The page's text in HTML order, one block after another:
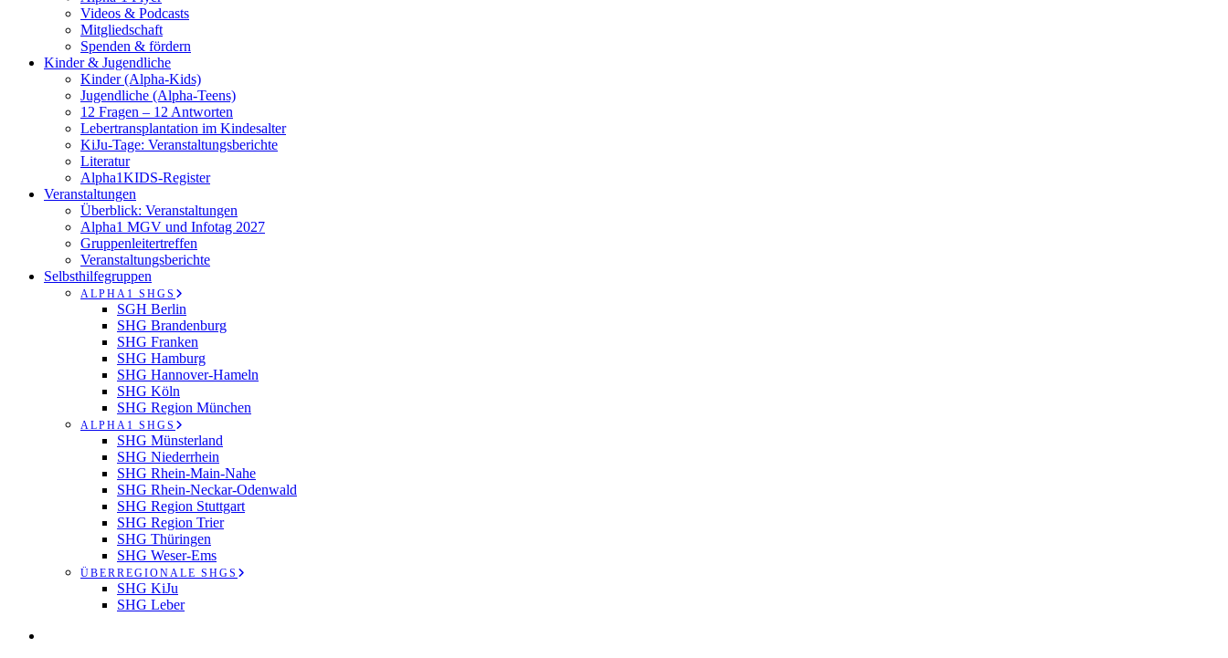
Videos & Podcasts
Mitgliedschaft
Spenden & fördern
Kinder & Jugendliche
Kinder (Alpha-Kids)
Jugendliche (Alpha-Teens)
12 Fragen – 12 Antworten
Lebertransplantation im Kindesalter
KiJu-Tage: Veranstaltungsberichte
Literatur
Alpha1KIDS-Register
Veranstaltungen
Überblick: Veranstaltungen
Alpha1 MGV und Infotag 2027
Gruppenleitertreffen
Veranstaltungsberichte
Selbsthilfegruppen
ALPHA1 SHGS
SGH Berlin
SHG Brandenburg
SHG Franken
SHG Hamburg
SHG Hannover-Hameln
SHG Köln
SHG Region München
ALPHA1 SHGS
SHG Münsterland
SHG Niederrhein
SHG Rhein-Main-Nahe
SHG Rhein-Neckar-Odenwald
SHG Region Stuttgart
SHG Region Trier
SHG Thüringen
SHG Weser-Ems
ÜBERREGIONALE SHGS
SHG KiJu
SHG Leber